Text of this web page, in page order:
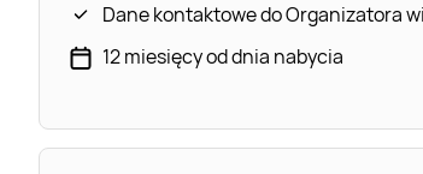
Dane kontaktowe do Organizatora
12 miesięcy od dnia nabycia